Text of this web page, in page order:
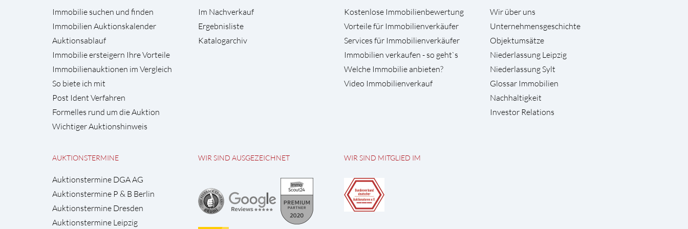
Immobilie suchen und finden
Immobilien Auktionskalender
Auktionsablauf
Immobilie ersteigern Ihre Vorteile
Immobilienauktionen im Vergleich
So biete ich mit
Post Ident Verfahren
Formelles rund um die Auktion
Wichtiger Auktionshinweis
Im Nachverkauf
Ergebnisliste
Katalogarchiv
Kostenlose Immobilienbewertung
Vorteile für Immobilienverkäufer
Services für Immobilienverkäufer
Immobilien verkaufen - so geht`s
Welche Immobilie anbieten?
Video Immobilienverkauf
Wir über uns
Unternehmensgeschichte
Objektumsätze
Niederlassung Leipzig
Niederlassung Sylt
Glossar Immobilien
Nachhaltigkeit
Investor Relations
AUKTIONSTERMINE
Auktionstermine DGA AG
Auktionstermine P & B Berlin
Auktionstermine Dresden
Auktionstermine Leipzig
WIR SIND AUSGEZEICHNET WIR SIND MITGLIED IM